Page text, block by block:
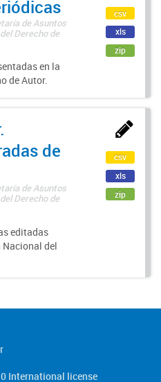
de Asuntos
Derecho de
en la
de Autor.
csv
xls
zip
de
de Asuntos
Derecho de
editadas
Nacional del
csv
xls
zip
International license